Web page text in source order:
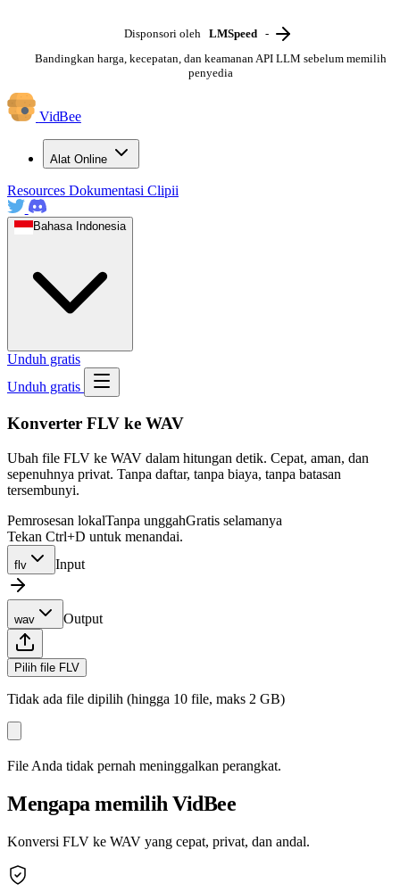
Disponsori oleh LMSpeed -
Bandingkan harga, kecepatan, dan keamanan API LLM sebelum memilih
penyedia
VidBee
Alat Online
Resources Dokumentasi Clipii
Bahasa Indonesia
Unduh gratis
Unduh gratis
Konverter FLV ke WAV
Ubah file FLV ke WAV dalam hitungan detik. Cepat, aman, dan
sepenuhnya privat. Tanpa daftar, tanpa biaya, tanpa batasan
tersembunyi.
Pemrosesan lokalTanpa unggahGratis selamanya
Tekan Ctrl+D untuk menandai.
flv Input
wav Output
Pilih file FLV
Tidak ada file dipilih (hingga 10 file, maks 2 GB)
File Anda tidak pernah meninggalkan perangkat.
Mengapa memilih VidBee
Konversi FLV ke WAV yang cepat, privat, dan andal.